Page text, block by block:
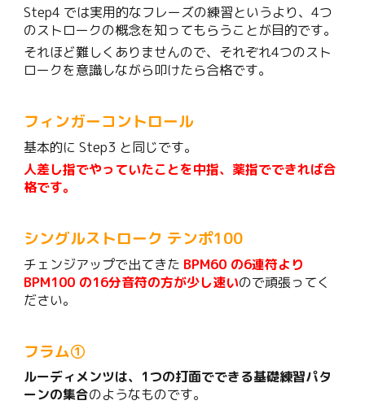
Step4 では実用的なフレーズの練習というより、4つ
のストロークの概念を知ってもらうことが目的です。
それほど難しくありませんので、それぞれ4つのスト
ロークを意識しながら叩けたら合格です。
フィンガーコントロール
基本的に Step3 と同じです。
人差し指でやっていたことを中指、薬指でできれば合
格です。
シングルストローク テンポ100
チェンジアップで出てきた BPM60 の6連符より
BPM100 の16分音符の方が少し速いので頑張ってく
ださい。
フラム①
ルーディメンツは、 1つの打面でできる基礎練習パタ
ーンの集合のようなものです。